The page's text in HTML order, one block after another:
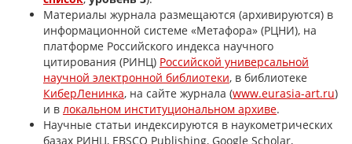
Материалы журнала размещаются (архивируются) в
информационной системе «Метафора» (РЦНИ), на
платформе Российского индекса научного
цитирования (РИНЦ) Российской универсальной
научной электронной библиотеки, в библиотеке
КиберЛенинка, на сайте журнала (www.eurasia-art.ru)
и в локальном институциональном архиве.
Научные статьи индексируются в наукометрических
базах РИНЦ, EBSCO Publishing, Google Scholar,